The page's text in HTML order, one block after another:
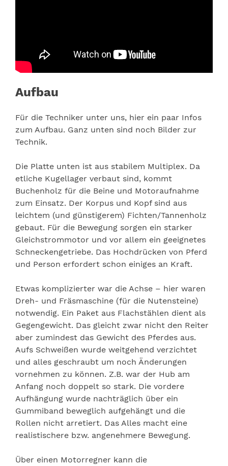
Aufbau
Für die Techniker unter uns, hier ein paar Infos
zum Aufbau. Ganz unten sind noch Bilder zur
Technik.
Die Platte unten ist aus stabilem Multiplex. Da
etliche Kugellager verbaut sind, kommt
Buchenholz für die Beine und Motoraufnahme
zum Einsatz. Der Korpus und Kopf sind aus
leichtem (und günstigerem) Fichten/Tannenholz
gebaut. Für die Bewegung sorgen ein starker
Gleichstrommotor und vor allem ein geeignetes
Schneckengetriebe. Das Hochdrücken von Pferd
und Person erfordert schon einiges an Kraft.
Etwas komplizierter war die Achse – hier waren
Dreh- und Fräsmaschine (für die Nutensteine)
notwendig. Ein Paket aus Flachstählen dient als
Gegengewicht. Das gleicht zwar nicht den Reiter
aber zumindest das Gewicht des Pferdes aus.
Aufs Schweißen wurde weitgehend verzichtet
und alles geschraubt um noch Änderungen
vornehmen zu können. Z.B. war der Hub am
Anfang noch doppelt so stark. Die vordere
Aufhängung wurde nachträglich über ein
Gummiband beweglich aufgehängt und die
Rollen nicht arretiert. Das Alles macht eine
realistischere bzw. angenehmere Bewegung.
Über einen Motorregner kann die